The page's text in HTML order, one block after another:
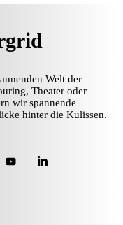
Welt der
Theater oder
wir spannende
hinter die Kulissen.